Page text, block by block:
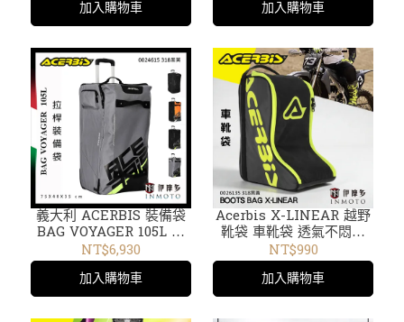
加入購物車 黃 24428
加入購物車
義大利 ACERBIS 裝備袋
BAG VOYAGER 105L 拉
桿拖輪 行李箱 旅行箱 越
野耐力賽 0024615.318黑
黃 24615
NT$6,930
加入購物車
Acerbis X-LINEAR 越野
靴袋 車靴袋 透氣不悶熱
雙拉鍊開口 越野靴 賽車靴
附提把 裝備袋0026135
318黑黃
NT$990
加入購物車